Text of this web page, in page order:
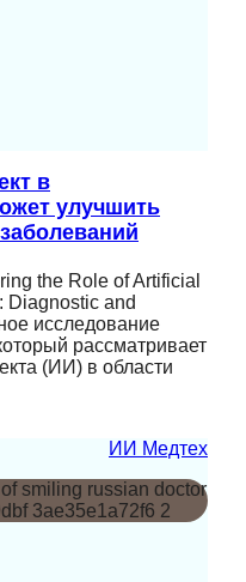
в
улучшить
the Role of Artificial
Diagnostic and
исследование
рассматривает
(ИИ) в области
ИИ Медтех